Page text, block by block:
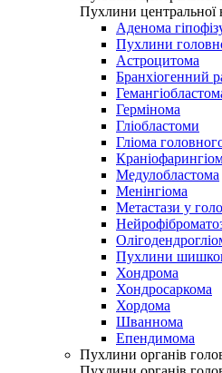
Пухлини центральної
Аденома
Пухлини
Астроцитома
Бранхіогенний
Гермінома
Гліобластоми
Гліома
Медулобластома
Менінгіома
Метастази у
Пухлини
Хондрома
Хондросаркома
Хордома
Шваннома
Епендимома
Пухлини органів